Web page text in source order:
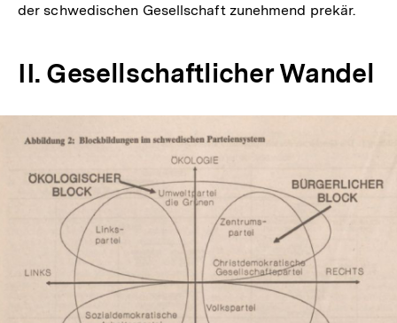
der schwedischen Gesellschaft zunehmend prekär.
II. Gesellschaftlicher Wandel
In
Lightbox
öffnen